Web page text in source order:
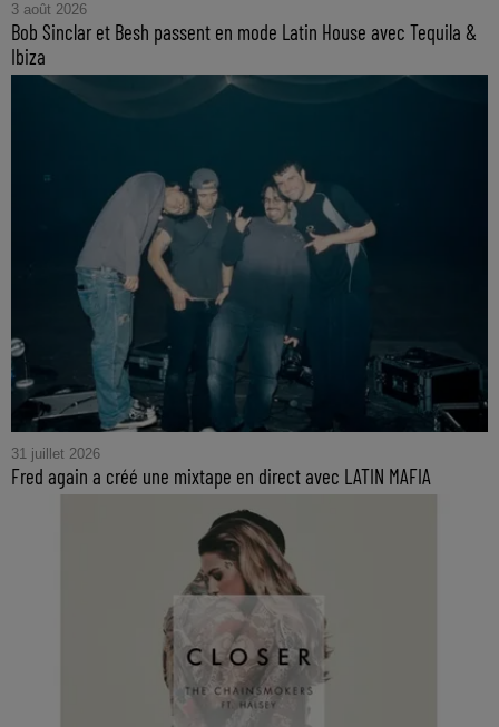
3 août 2026
Bob Sinclar et Besh passent en mode Latin House avec Tequila &
Ibiza
31 juillet 2026
Fred again a créé une mixtape en direct avec LATIN MAFIA